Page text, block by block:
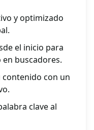
y optimizado
el inicio para
buscadores.
con un
clave al